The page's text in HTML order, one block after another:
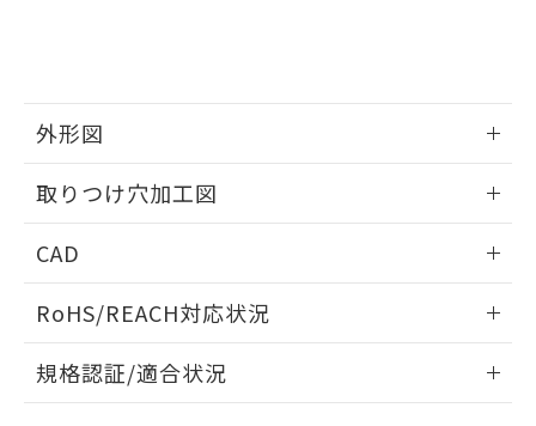
外形図
取りつけ穴加工図
CAD
ドすることができます。
ログイン/会員登録
RoHS/REACH対応状況
EU RoHS 注意事項・凡例
規格認証/適合状況
欄に対応日を記載しておりました。
既に当社にて対応品への在庫切替を完了
り、2022年1月12日より割愛しておりま
す。